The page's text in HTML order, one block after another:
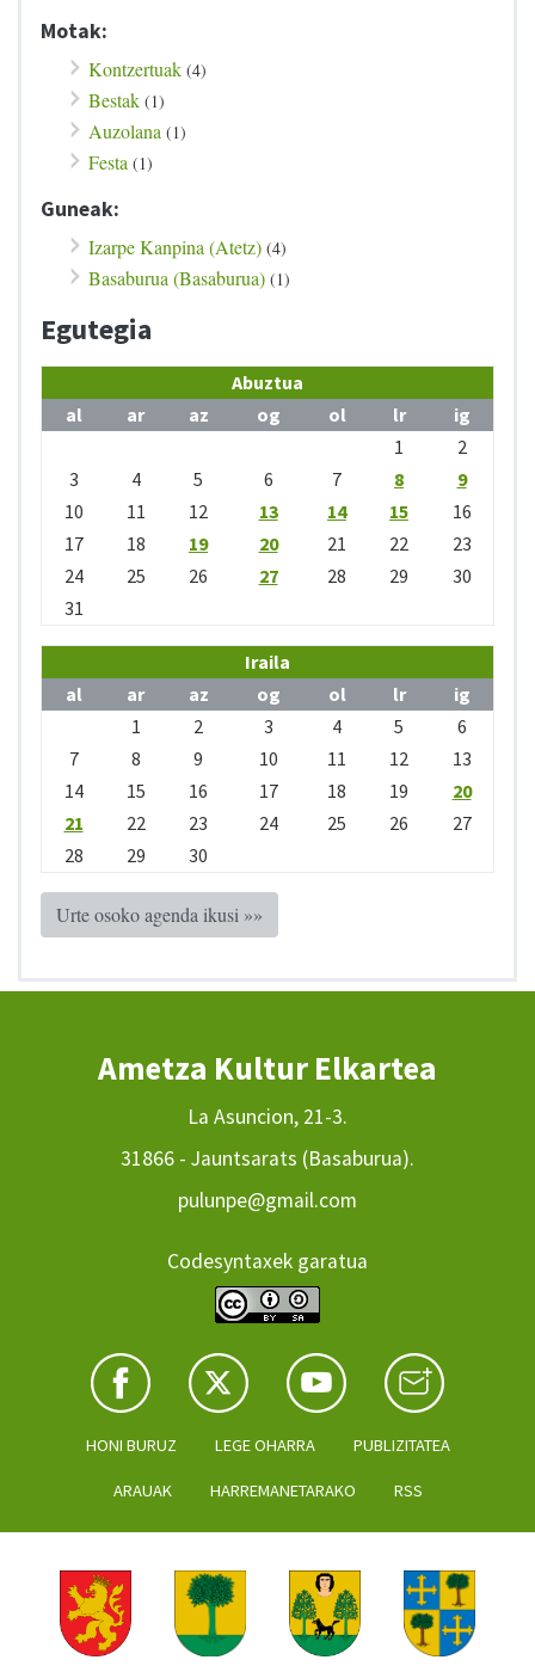
Motak:
Kontzertuak (4)
Bestak (1)
Auzolana (1)
Festa (1)
Guneak:
Izarpe Kanpina (Atetz) (4)
Basaburua (Basaburua) (1)
Egutegia
Abuztua
al
ar az og ol lr
ig
1
2
3
4 5 6 7 8
9
10
11 12 13 14 15
16
17
18 19 20 21 22
23
24
25 26 27 28 29
30
31
Iraila
al
ar az og ol lr
ig
1
2 3 4 5
6
7
8 9 10 11 12
13
14
15 16 17 18 19
20
21
22 23 24 25 26
27
28
29 30
Urte osoko agenda ikusi »»
Ametza Kultur Elkartea
La Asuncion, 21-3.
31866 - Jauntsarats (Basaburua).
pulunpe@gmail.com
Codesyntaxek garatua
HONI BURUZ LEGE OHARRA PUBLIZITATEA
ARAUAK HARREMANETARAKO RSS